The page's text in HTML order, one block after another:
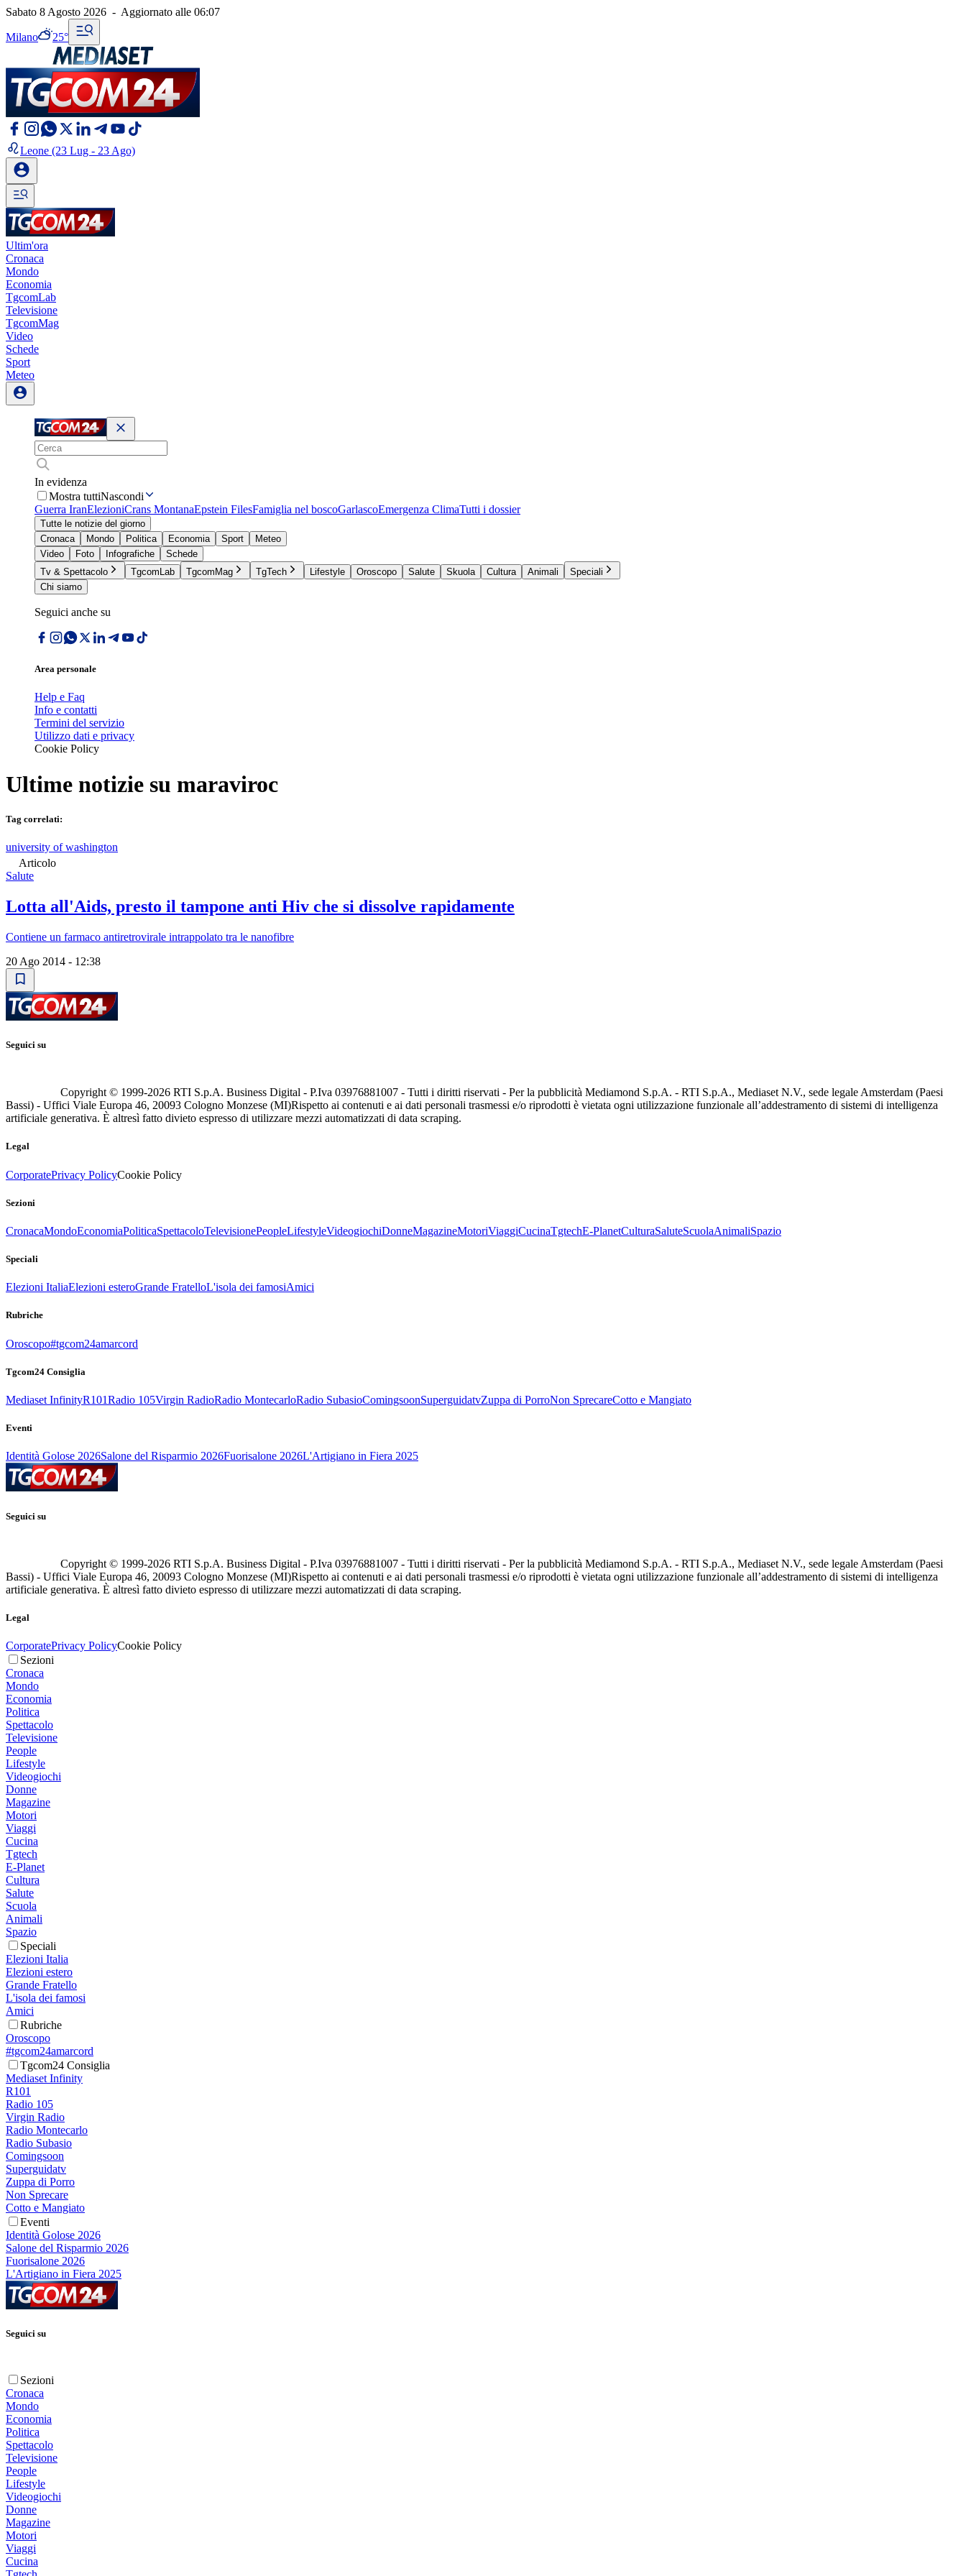
Sabato 8 Agosto 2026 - Aggiornato alle 06:07
Milano 25°
Leone (23 Lug - 23 Ago)
Ultim'ora
Cronaca
Mondo
Economia
TgcomLab
Televisione
TgcomMag
Video
Schede
Sport
Meteo
In evidenza
Mostra tuttiNascondi
Guerra IranElezioniCrans MontanaEpstein FilesFamiglia nel boscoGarlascoEmergenza ClimaTutti i dossier
Tutte le notizie del giorno
Cronaca
Mondo Politica Economia Sport
Meteo
Video
Foto Infografiche
Schede
Tv & Spettacolo
TgcomLab TgcomMag TgTech Lifestyle Oroscopo Salute Skuola Cultura Animali
Speciali
Chi siamo
Seguici anche su
Area personale
Help e Faq
Info e contatti
Termini del servizio
Utilizzo dati e privacy
Cookie Policy
Ultime notizie su maraviroc
Tag correlati:
university of washington
Articolo
Salute
Lotta all'Aids, presto il tampone anti Hiv che si dissolve rapidamente
Contiene un farmaco antiretrovirale intrappolato tra le nanofibre
20 Ago 2014 - 12:38
Seguici su
Copyright © 1999-2026 RTI S.p.A. Business Digital - P.Iva 03976881007 - Tutti i diritti riservati - Per la pubblicità Mediamond S.p.A. - RTI S.p.A., Mediaset N.V., sede legale Amsterdam (Paesi
Bassi) - Uffici Viale Europa 46, 20093 Cologno Monzese (MI)Rispetto ai contenuti e ai dati personali trasmessi e/o riprodotti è vietata ogni utilizzazione funzionale all’addestramento di sistemi di intelligenza
artificiale generativa. È altresì fatto divieto espresso di utilizzare mezzi automatizzati di data scraping.
Legal
CorporatePrivacy PolicyCookie Policy
Sezioni
CronacaMondoEconomiaPoliticaSpettacoloTelevisionePeopleLifestyleVideogiochiDonneMagazineMotoriViaggiCucinaTgtechE-PlanetCulturaSaluteScuolaAnimaliSpazio
Speciali
Elezioni ItaliaElezioni esteroGrande FratelloL'isola dei famosiAmici
Rubriche
Oroscopo#tgcom24amarcord
Tgcom24 Consiglia
Mediaset InfinityR101Radio 105Virgin RadioRadio MontecarloRadio SubasioComingsoonSuperguidatvZuppa di PorroNon SprecareCotto e Mangiato
Eventi
Identità Golose 2026Salone del Risparmio 2026Fuorisalone 2026L'Artigiano in Fiera 2025
Seguici su
Copyright © 1999-2026 RTI S.p.A. Business Digital - P.Iva 03976881007 - Tutti i diritti riservati - Per la pubblicità Mediamond S.p.A. - RTI S.p.A., Mediaset N.V., sede legale Amsterdam (Paesi
Bassi) - Uffici Viale Europa 46, 20093 Cologno Monzese (MI)Rispetto ai contenuti e ai dati personali trasmessi e/o riprodotti è vietata ogni utilizzazione funzionale all’addestramento di sistemi di intelligenza
artificiale generativa. È altresì fatto divieto espresso di utilizzare mezzi automatizzati di data scraping.
Legal
CorporatePrivacy PolicyCookie Policy
Sezioni
Cronaca
Mondo
Economia
Politica
Spettacolo
Televisione
People
Lifestyle
Videogiochi
Donne
Magazine
Motori
Viaggi
Cucina
Tgtech
E-Planet
Cultura
Salute
Scuola
Animali
Spazio
Speciali
Elezioni Italia
Elezioni estero
Grande Fratello
L'isola dei famosi
Amici
Rubriche
Oroscopo
#tgcom24amarcord
Tgcom24 Consiglia
Mediaset Infinity
R101
Radio 105
Virgin Radio
Radio Montecarlo
Radio Subasio
Comingsoon
Superguidatv
Zuppa di Porro
Non Sprecare
Cotto e Mangiato
Eventi
Identità Golose 2026
Salone del Risparmio 2026
Fuorisalone 2026
L'Artigiano in Fiera 2025
Seguici su
Sezioni
Cronaca
Mondo
Economia
Politica
Spettacolo
Televisione
People
Lifestyle
Videogiochi
Donne
Magazine
Motori
Viaggi
Cucina